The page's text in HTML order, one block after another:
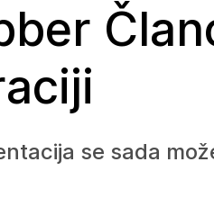
se sada